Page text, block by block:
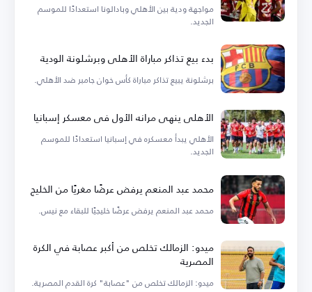
مواجهة ودية بين الأهلي وبادالونا استعدادًا للموسم
الجديد.
بدء بيع تذاكر مباراة الأهلي وبرشلونة الودية
برشلونة يبيع تذاكر مباراة كأس خوان جامبر ضد الأهلي.
الأهلي ينهي مرانه الأول في معسكر إسبانيا
الأهلي يبدأ معسكره في إسبانيا استعدادًا للموسم
الجديد.
محمد عبد المنعم يرفض عرضًا مغريًا من الخليج
محمد عبد المنعم يرفض عرضًا خليجيًا للبقاء مع نيس.
ميدو: الزمالك تخلص من أكبر عصابة في الكرة
المصرية
ميدو: الزمالك تخلص من "عصابة" كرة القدم المصرية.